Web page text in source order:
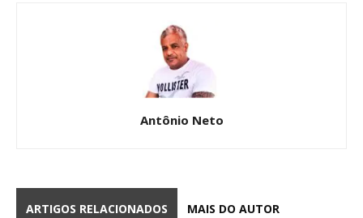
Antônio Neto
ARTIGOS RELACIONADOS MAIS DO AUTOR